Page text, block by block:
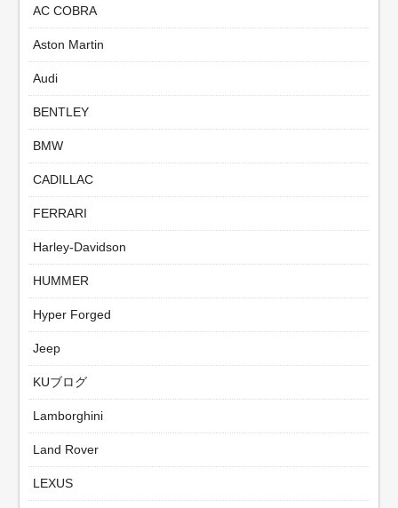
AC COBRA
Aston Martin
Audi
BENTLEY
BMW
CADILLAC
FERRARI
Harley-Davidson
HUMMER
Hyper Forged
Jeep
KUブログ
Lamborghini
Land Rover
LEXUS